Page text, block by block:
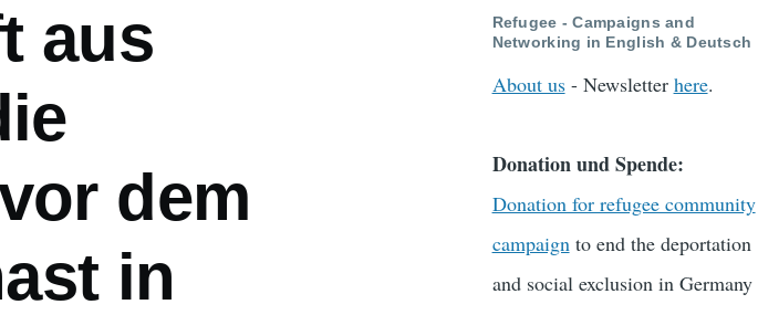
aus
dem
in
Refugee - Campaigns and
Networking in English & Deutsch
About us- Newsletter here.
Donation und Spende:
Donation for refugee community
campaignto end the deportation
and social exclusion in Germany